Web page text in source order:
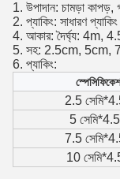
1. উপাদান: চামড়া
2. প্যাকিং: সাধারণ
4. আকার: দৈর্ঘ্য: 4m,
5. সহ: 2.5cm, 5cm,
6. প্যাকিং:
2.5
5 সেমি*4.5
7.5
10